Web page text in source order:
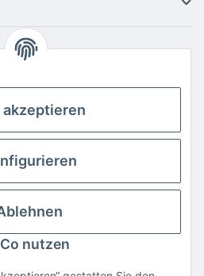
und Ladegeräten
widerrufen
akzeptieren
nutzen